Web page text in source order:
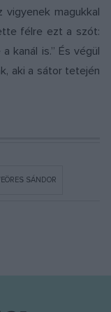
magukkal
félre ezt a szót:
kanál is.” És végül
aki a sátor tetején
SÁNDOR